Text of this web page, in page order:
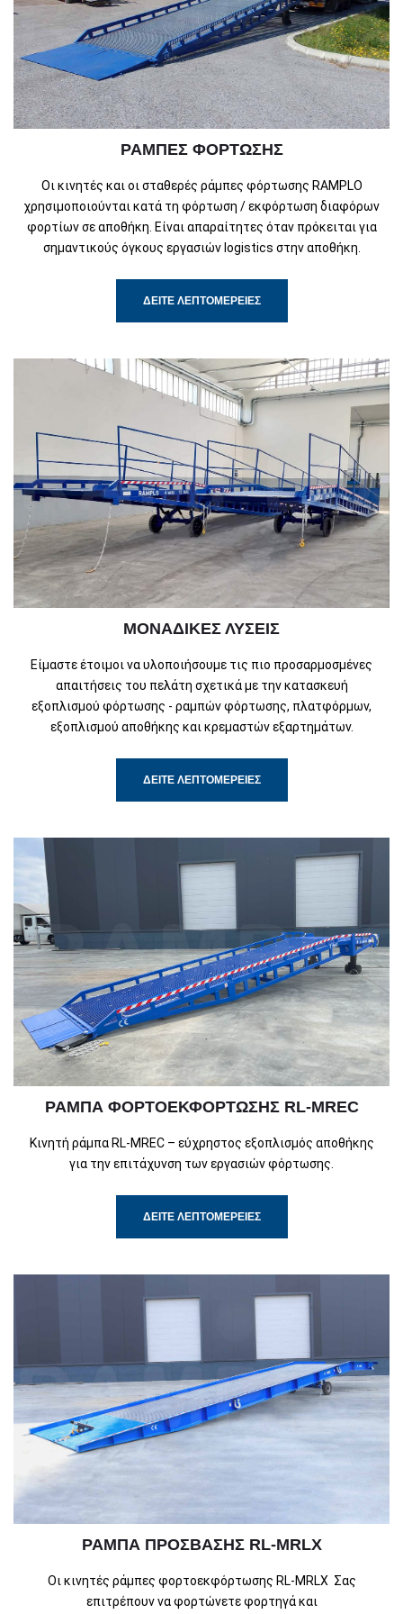
ΡΆΜΠΕΣ ΦΌΡΤΩΣΗΣ
Οι κινητές και οι σταθερές ράμπες φόρτωσης RAMPLO
χρησιμοποιούνται κατά τη φόρτωση / εκφόρτωση διαφόρων
φορτίων σε αποθήκη. Είναι απαραίτητες όταν πρόκειται για
σημαντικούς όγκους εργασιών logistics στην αποθήκη.
ΔΕΊΤΕ ΛΕΠΤΟΜΈΡΕΙΕΣ
ΜΟΝΑΔΙΚΈΣ ΛΎΣΕΙΣ
Είμαστε έτοιμοι να υλοποιήσουμε τις πιο προσαρμοσμένες
απαιτήσεις του πελάτη σχετικά με την κατασκευή
εξοπλισμού φόρτωσης - ραμπών φόρτωσης, πλατφόρμων,
εξοπλισμού αποθήκης και κρεμαστών εξαρτημάτων.
ΔΕΊΤΕ ΛΕΠΤΟΜΈΡΕΙΕΣ
ΡΆΜΠΑ ΦΟΡΤΟΕΚΦΌΡΤΩΣΗΣ RL-MREC
Κινητή ράμπα RL-MREC – εύχρηστος εξοπλισμός αποθήκης
για την επιτάχυνση των εργασιών φόρτωσης.
ΔΕΊΤΕ ΛΕΠΤΟΜΈΡΕΙΕΣ
ΡΆΜΠΑ ΠΡΌΣΒΑΣΗΣ RL-MRLX
Οι κινητές ράμπες φορτοεκφόρτωσης RL-MRLX Σας
επιτρέπουν να φορτώνετε φορτηγά και